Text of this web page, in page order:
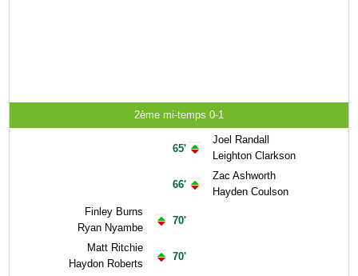
2ème mi-temps 0-1
Finley Burns
Ryan Nyambe
Matt Ritchie
Haydon Roberts
65'
66'
70'
70'
Joel Randall
Leighton Clarkson
Zac Ashworth
Hayden Coulson